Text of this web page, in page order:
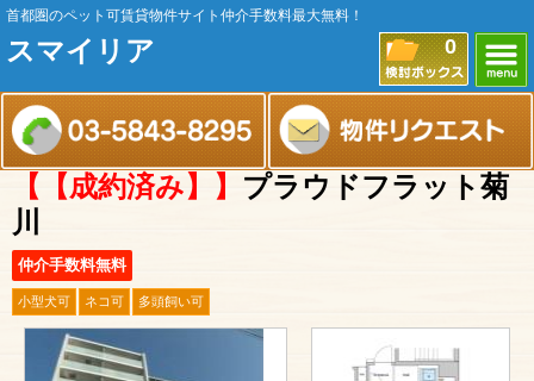
首都圏のペット可賃貸物件サイト仲介手数料最大無料！
スマイリア 0
【【成約済み】】 プラウドフラット菊
川
仲介手数料無料
小型犬可 ネコ可 多頭飼い可